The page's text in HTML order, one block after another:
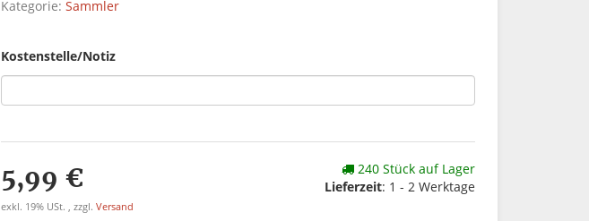
Kategorie: Sammler
Kostenstelle/Notiz
5,99 €
exkl. 19% USt. , zzgl. Versand
240 Stück auf Lager
Lieferzeit: 1 - 2 Werktage